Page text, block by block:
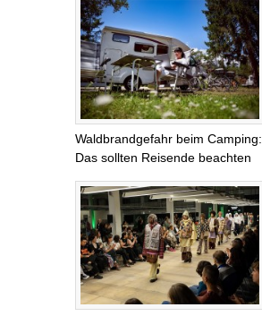
Waldbrandgefahr beim Camping:
Das sollten Reisende beachten